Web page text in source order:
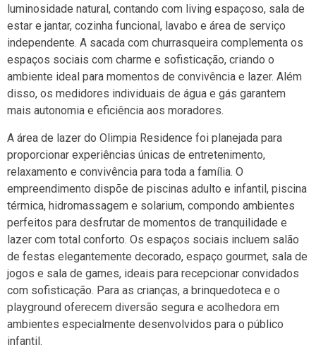
luminosidade natural, contando com living espaçoso, sala de
estar e jantar, cozinha funcional, lavabo e área de serviço
independente. A sacada com churrasqueira complementa os
espaços sociais com charme e sofisticação, criando o
ambiente ideal para momentos de convivência e lazer. Além
disso, os medidores individuais de água e gás garantem
mais autonomia e eficiência aos moradores.
A área de lazer do Olimpia Residence foi planejada para
proporcionar experiências únicas de entretenimento,
relaxamento e convivência para toda a família. O
empreendimento dispõe de piscinas adulto e infantil, piscina
térmica, hidromassagem e solarium, compondo ambientes
perfeitos para desfrutar de momentos de tranquilidade e
lazer com total conforto. Os espaços sociais incluem salão
de festas elegantemente decorado, espaço gourmet, sala de
jogos e sala de games, ideais para recepcionar convidados
com sofisticação. Para as crianças, a brinquedoteca e o
playground oferecem diversão segura e acolhedora em
ambientes especialmente desenvolvidos para o público
infantil.